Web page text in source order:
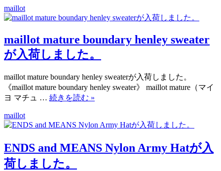
maillot
maillot mature boundary henley sweater
が入荷しました。
maillot mature boundary henley sweaterが入荷しました。
《maillot mature boundary henley sweater》 maillot mature（マイ
ヨ マチュ … 続きを読む »
maillot
ENDS and MEANS Nylon Army Hatが入
荷しました。